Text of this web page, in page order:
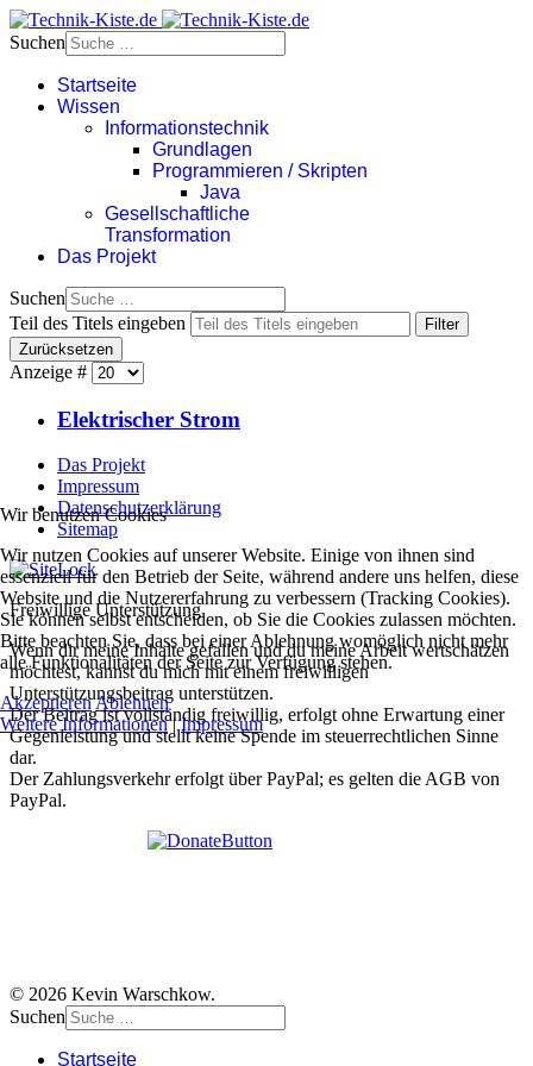
Suchen
Startseite
Wissen
Informationstechnik
Grundlagen
Programmieren / Skripten
Java
Gesellschaftliche
Transformation
Das Projekt
Suchen
Teil des Titels eingeben
Filter
Zurücksetzen
Anzeige #
Elektrischer Strom
Das Projekt
Impressum
Datenschutzerklärung
Sitemap
Freiwillige Unterstützung
Wenn dir meine Inhalte gefallen und du meine Arbeit wertschätzen
möchtest, kannst du mich mit einem freiwilligen
Unterstützungsbeitrag unterstützen.
Der Beitrag ist vollständig freiwillig, erfolgt ohne Erwartung einer
Gegenleistung und stellt keine Spende im steuerrechtlichen Sinne
dar.
Der Zahlungsverkehr erfolgt über PayPal; es gelten die AGB von
PayPal.
© 2026 Kevin Warschkow.
Suchen
Startseite
Wir benutzen Cookies
Wir nutzen Cookies auf unserer Website. Einige von ihnen sind
essenziell für den Betrieb der Seite, während andere uns helfen, diese
Website und die Nutzererfahrung zu verbessern (Tracking Cookies).
Sie können selbst entscheiden, ob Sie die Cookies zulassen möchten.
Bitte beachten Sie, dass bei einer Ablehnung womöglich nicht mehr
alle Funktionalitäten der Seite zur Verfügung stehen.
AkzeptierenAblehnen
Weitere Informationen|Impressum